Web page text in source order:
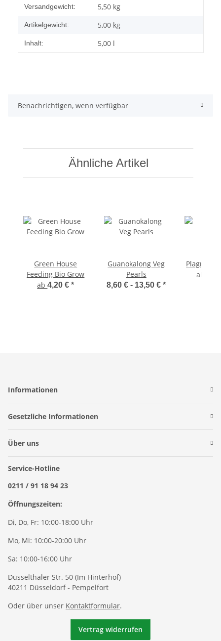
Versandgewicht: 5,50 kg
Artikelgewicht: 5,00 kg
Inhalt: 5,00 l
Benachrichtigen, wenn verfügbar
Ähnliche Artikel
Green House
Feeding Bio Grow
ab4,20 €*
Guanokalong Veg
Pearls
8,60 € - 13,50 €*
Plagron
ab
Informationen
Gesetzliche Informationen
Über uns
Service-Hotline
0211 / 91 18 94 23
Öffnungszeiten:
Di, Do, Fr: 10:00-18:00 Uhr
Mo, Mi: 10:00-20:00 Uhr
Sa: 10:00-16:00 Uhr
Düsselthaler Str. 50 (Im Hinterhof)
40211 Düsseldorf - Pempelfort
Oder über unser Kontaktformular.
Vertrag widerrufen